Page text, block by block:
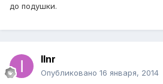
до подушки.
Ilnr
Опубликовано 16 января, 2014